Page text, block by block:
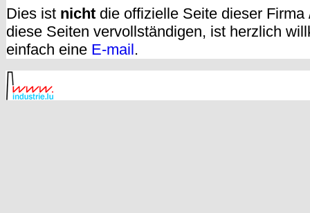
Dies ist nicht die offizielle Seite dieser
diese Seiten vervollständigen, ist herzlich
einfach eine E-mail.